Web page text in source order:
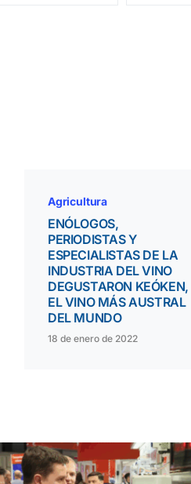
Agricultura
ENÓLOGOS,
PERIODISTAS Y
ESPECIALISTAS DE LA
INDUSTRIA DEL VINO
DEGUSTARON KEÓKEN,
EL VINO MÁS AUSTRAL
DEL MUNDO
18 de enero de 2022